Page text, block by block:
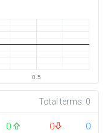
0.5
Total terms: 0
0 0
0